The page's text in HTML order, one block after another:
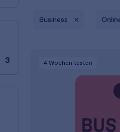
3
Business
4 Wochen testen